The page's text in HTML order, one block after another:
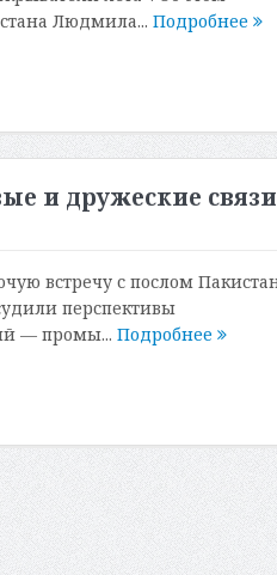
Людмила... Подробнее
и дружеские связи
встречу с послом
перспективы
— промы... Подробнее